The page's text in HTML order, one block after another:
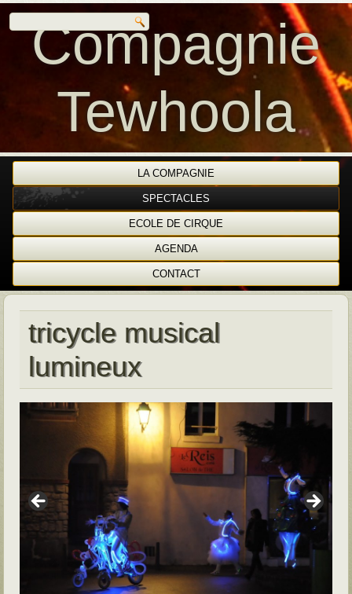
Compagnie
Tewhoola
LA COMPAGNIE
SPECTACLES
ECOLE DE CIRQUE
AGENDA
CONTACT
tricycle musical
lumineux